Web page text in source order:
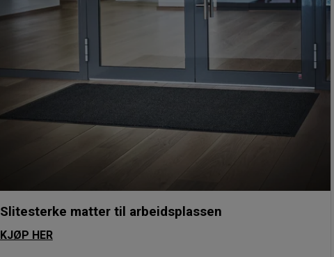
Slitesterke matter til arbeidsplassen
KJØP HER